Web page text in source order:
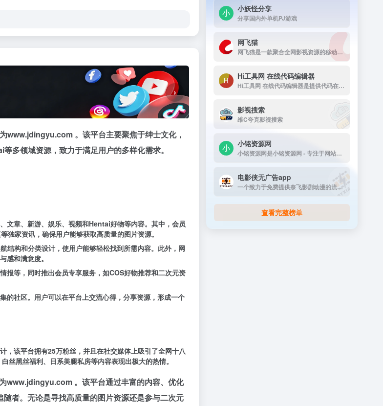
›
www.jdingyu.com 。该平台主要聚焦于绅士文化，
多领域资源，致力于满足用户的多样化需求。
文章、新游、娱乐、视频和Hentai好物等内容。其中，会员
独家资讯，确保用户能够获取高质量的图片资源。
结构和分类设计，使用户能够轻松找到所需内容。此外，网
感和满意度。
报等，同时推出会员专享服务，如COS好物推荐和二次元资
的社区。用户可以在平台上交流心得，分享资源，形成一个
，该平台拥有25万粉丝，并且在社交媒体上吸引了全网十八
丝黑丝福利、日系美腿私房等内容表现出极大的热情。
www.jdingyu.com 。该平台通过丰富的内容、优化
者。无论是寻找高质量的图片资源还是参与二次元
小妖怪分享
分享国内外单机PJ游戏
网飞猫
网飞猫是一款聚合全网影视资源的移动端播放应用，主打免费、高画...
Hi工具网 在线代码编辑器
Hi工具网 在线代码编辑器是提供代码在线运行工具
影视搜索
维C夸克影视搜索
小铭资源网
小铭资源网是小铭资源网 - 专注于网站源码...
电影侠无广告app
一个致力于免费提供奈飞影剧动漫的流媒体播放平台
查看完整榜单